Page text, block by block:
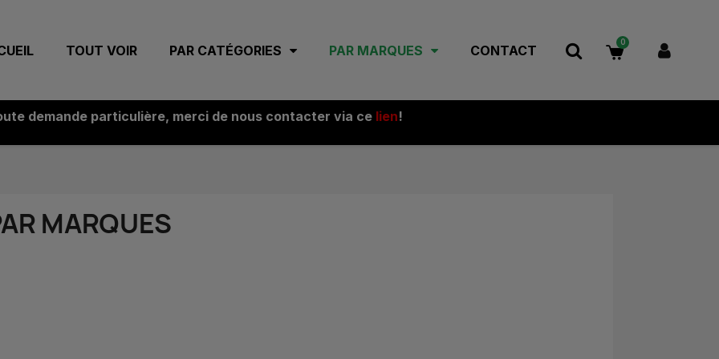
TOUT VOIR PAR CATÉGORIES PAR MARQUES CONTACT
demande particulière, merci de nous contacter via ce lien!
MARQUES